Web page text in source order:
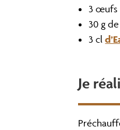
3 œufs
30 g
3 cl
Je